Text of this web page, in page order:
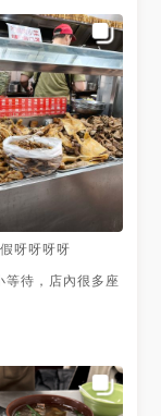
呀呀呀呀
等待，店內很多座